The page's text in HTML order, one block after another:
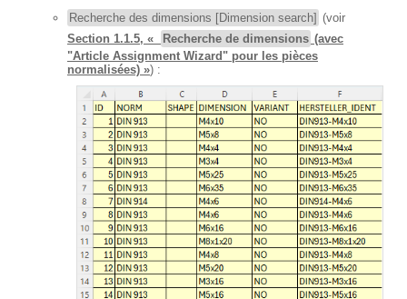
Recherche des dimensions [Dimension search] (voir
Section 1.1.5, «
Recherche de dimensions (avec
"Article Assignment Wizard" pour les pièces
normalisées) ») :